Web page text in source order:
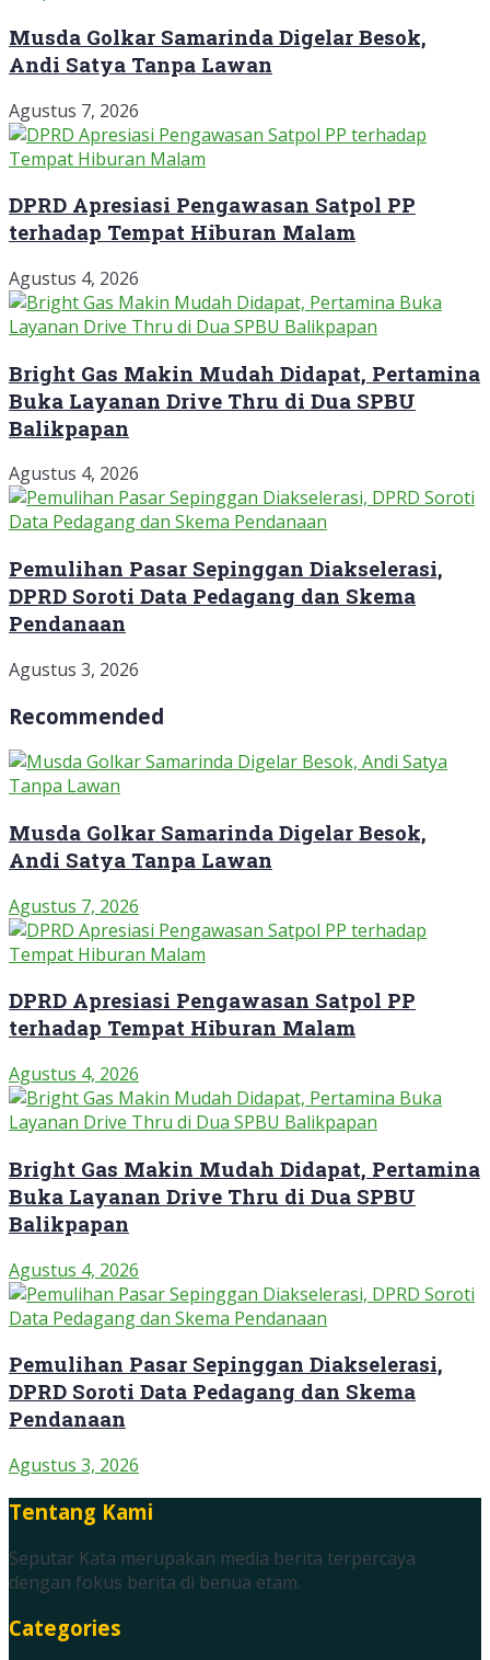
Musda Golkar Samarinda Digelar Besok,
Andi Satya Tanpa Lawan
Agustus 7, 2026
DPRD Apresiasi Pengawasan Satpol PP
terhadap Tempat Hiburan Malam
Agustus 4, 2026
Bright Gas Makin Mudah Didapat, Pertamina
Buka Layanan Drive Thru di Dua SPBU
Balikpapan
Agustus 4, 2026
Pemulihan Pasar Sepinggan Diakselerasi,
DPRD Soroti Data Pedagang dan Skema
Pendanaan
Agustus 3, 2026
Recommended
Musda Golkar Samarinda Digelar Besok,
Andi Satya Tanpa Lawan
Agustus 7, 2026
DPRD Apresiasi Pengawasan Satpol PP
terhadap Tempat Hiburan Malam
Agustus 4, 2026
Bright Gas Makin Mudah Didapat, Pertamina
Buka Layanan Drive Thru di Dua SPBU
Balikpapan
Agustus 4, 2026
Pemulihan Pasar Sepinggan Diakselerasi,
DPRD Soroti Data Pedagang dan Skema
Pendanaan
Agustus 3, 2026
Tentang Kami
Seputar Kata merupakan media berita terpercaya
dengan fokus berita di benua etam.
Categories